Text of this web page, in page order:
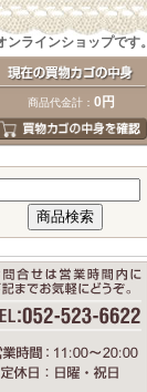
ラインショップです。
商品代金計： 0円